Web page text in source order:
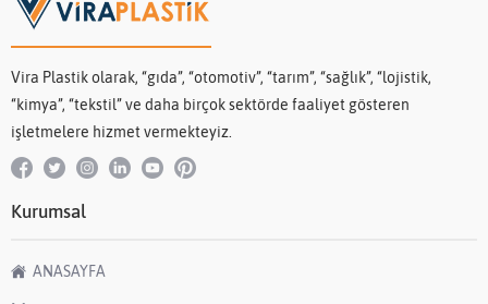
Vira Plastik olarak, “gıda”, “otomotiv”, “tarım”, “sağlık”, “lojistik,
“kimya”, “tekstil” ve daha birçok sektörde faaliyet gösteren
işletmelere hizmet vermekteyiz.
Kurumsal
ANASAYFA